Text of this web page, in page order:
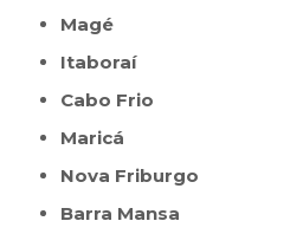
Magé
Itaboraí
Cabo Frio
Maricá
Nova Friburgo
Barra Mansa